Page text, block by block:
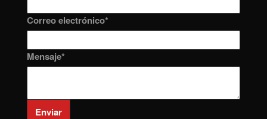
Correo electrónico*
Mensaje*
Enviar